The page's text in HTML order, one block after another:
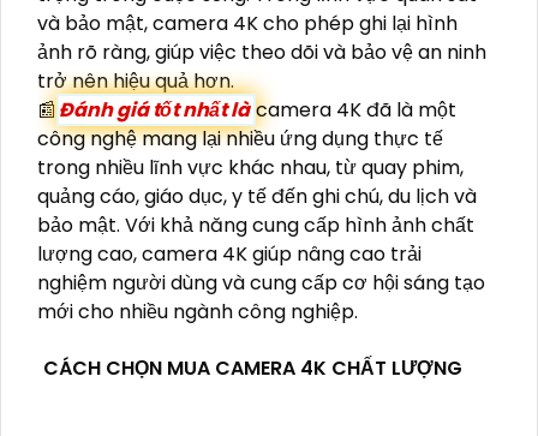
và bảo mật, camera 4K cho phép ghi lại hình
ảnh rõ ràng, giúp việc theo dõi và bảo vệ an ninh
trở nên hiệu quả hơn.
📰 Đánh giá tốt nhất làcamera 4K đã là một
công nghệ mang lại nhiều ứng dụng thực tế
trong nhiều lĩnh vực khác nhau, từ quay phim,
quảng cáo, giáo dục, y tế đến ghi chú, du lịch và
bảo mật. Với khả năng cung cấp hình ảnh chất
lượng cao, camera 4K giúp nâng cao trải
nghiệm người dùng và cung cấp cơ hội sáng tạo
mới cho nhiều ngành công nghiệp.
CÁCH CHỌN MUA CAMERA 4K CHẤT LƯỢNG